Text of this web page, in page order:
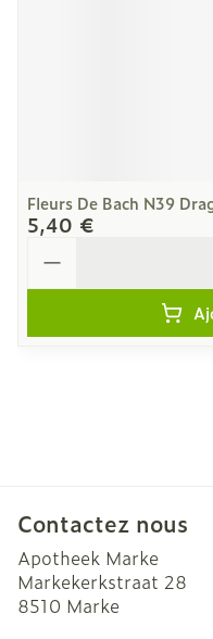
Fleurs De Bach N39
5,40 €
Contactez nous
Apotheek Marke
Markekerkstraat 28
8510 Marke